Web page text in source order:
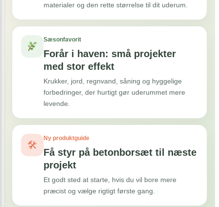
materialer og den rette størrelse til dit uderum.
Sæsonfavorit
Forår i haven: små projekter
med stor effekt
Krukker, jord, regnvand, såning og hyggelige
forbedringer, der hurtigt gør uderummet mere
levende.
🛠
Ny produktguide
Få styr på betonborsæt til næste
projekt
Et godt sted at starte, hvis du vil bore mere
præcist og vælge rigtigt første gang.